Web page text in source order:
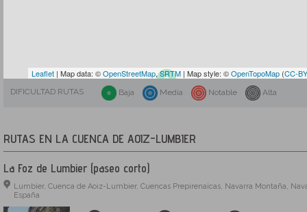
Leaflet | Map data: ©OpenStreetMap,SRTM | Map style: ©OpenTopoMap (CC-
DIFICULTAD RUTAS Baja Media Notable Alta
RUTAS EN LA CUENCA DE AOIZ-LUMBIER
La Foz de Lumbier (paseo corto)
Lumbier, Cuenca de Aoiz-Lumbier, Cuencas Prepirenaicas, Navarra Montaña,
España